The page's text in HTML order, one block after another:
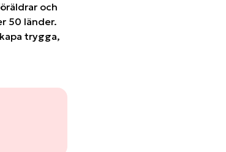
och
50 länder.
trygga,